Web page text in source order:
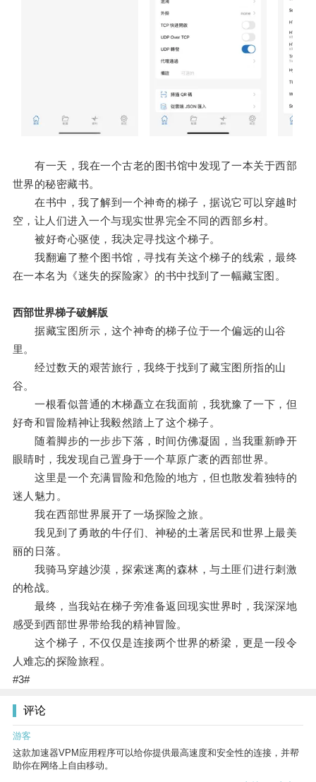
有一天，我在一个古老的图书馆中发现了一本关于西部
世界的秘密藏书。
在书中，我了解到一个神奇的梯子，据说它可以穿越时
空，让人们进入一个与现实世界完全不同的西部乡村。
被好奇心驱使，我决定寻找这个梯子。
我翻遍了整个图书馆，寻找有关这个梯子的线索，最终
在一本名为《迷失的探险家》的书中找到了一幅藏宝图。
西部世界梯子破解版
据藏宝图所示，这个神奇的梯子位于一个偏远的山谷
里。
经过数天的艰苦旅行，我终于找到了藏宝图所指的山
谷。
一根看似普通的木梯矗立在我面前，我犹豫了一下，但
好奇和冒险精神让我毅然踏上了这个梯子。
随着脚步的一步步下落，时间仿佛凝固，当我重新睁开
眼睛时，我发现自己置身于一个草原广袤的西部世界。
这里是一个充满冒险和危险的地方，但也散发着独特的
迷人魅力。
我在西部世界展开了一场探险之旅。
我见到了勇敢的牛仔们、神秘的土著居民和世界上最美
丽的日落。
我骑马穿越沙漠，探索迷离的森林，与土匪们进行刺激
的枪战。
最终，当我站在梯子旁准备返回现实世界时，我深深地
感受到西部世界带给我的精神冒险。
这个梯子，不仅仅是连接两个世界的桥梁，更是一段令
人难忘的探险旅程。
#3#
评论
游客
这款加速器VPM应用程序可以给你提供最高速度和安全性的连接，并帮
助你在网络上自由移动。